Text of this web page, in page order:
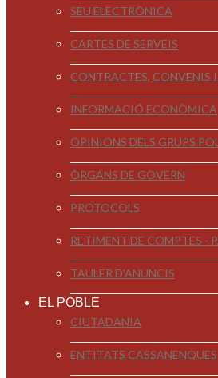
SEU ELECTRÒNICA
CARTES DE SERVEIS
CONTRACTES, CONVENIS
INFORMACIÓ ECONÒMICA
OPINIONS DELS GRUPS
ÒRGANS DE GOVERN
PROTOCOLS
RETIMENT DE COMPTES -
TAULER D'ANUNCIS
EL POBLE
CIUTADANIA
ENTITATS CASSANENQUES